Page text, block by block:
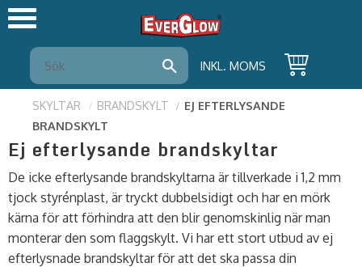
INKL. MOMS
SKYLTAR BRANDSKYLT
EJ EFTERLYSANDE
BRANDSKYLT
Ej efterlysande brandskyltar
De icke efterlysande brandskyltarna är tillverkade i 1,2 mm
tjock styrénplast, är tryckt dubbelsidigt och har en mörk
kärna för att förhindra att den blir genomskinlig när man
monterar den som flaggskylt. Vi har ett stort utbud av ej
efterlysnade brandskyltar för att det ska passa din